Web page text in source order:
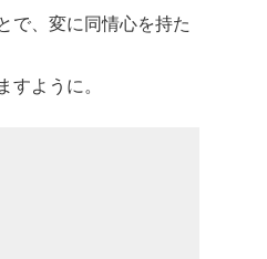
で、変に同情心を持た
ように。